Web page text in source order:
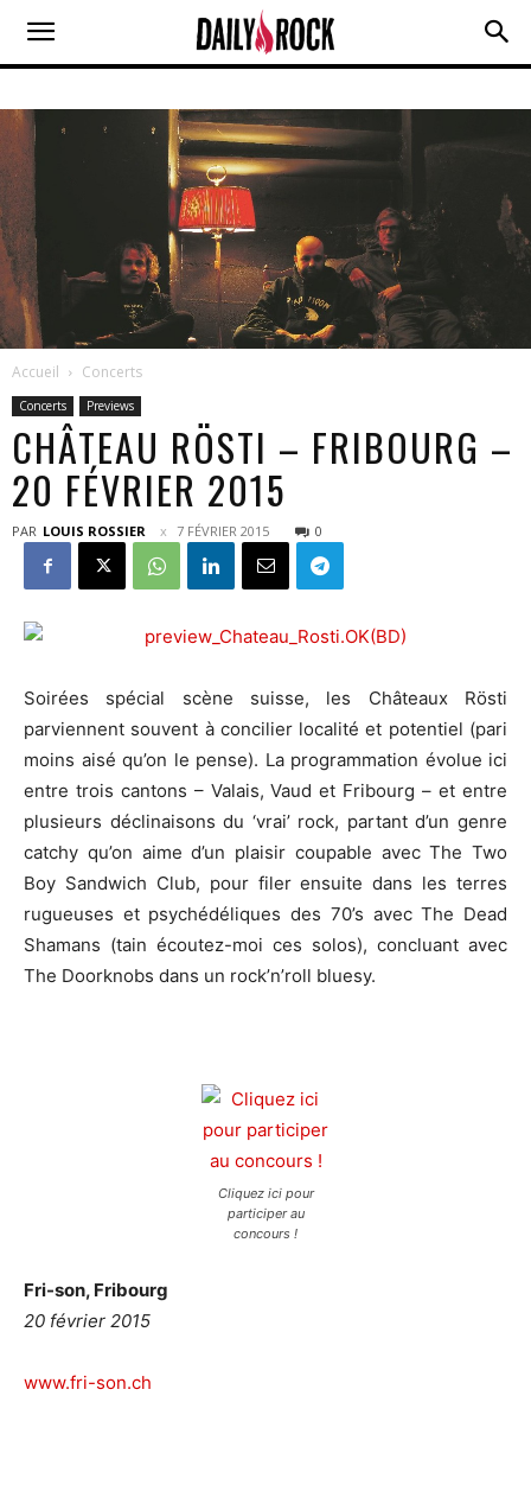
Accueil Concerts
Concerts Previews
CHÂTEAU RÖSTI – FRIBOURG –
20 FÉVRIER 2015
PAR LOUIS ROSSIER 7 FÉVRIER 2015 0
Soirées spécial scène suisse, les Châteaux Rösti
parviennent souvent à concilier localité et potentiel (pari
moins aisé qu’on le pense). La programmation évolue ici
entre trois cantons – Valais, Vaud et Fribourg – et entre
plusieurs déclinaisons du ‘vrai’ rock, partant d’un genre
catchy qu’on aime d’un plaisir coupable avec The Two
Boy Sandwich Club, pour filer ensuite dans les terres
rugueuses et psychédéliques des 70’s avec The Dead
Shamans (tain écoutez-moi ces solos), concluant avec
The Doorknobs dans un rock’n’roll bluesy.
Cliquez ici pour
participer au
concours !
Fri-son, Fribourg
20 février 2015
www.fri-son.ch